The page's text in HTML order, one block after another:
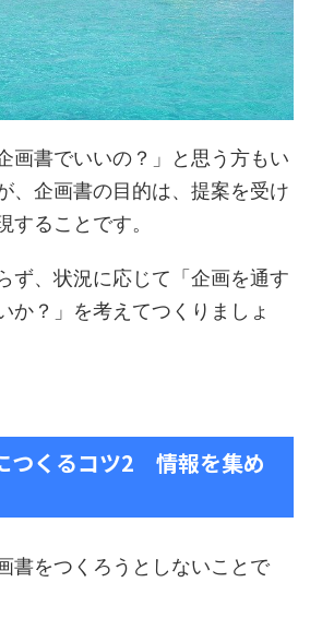
画書でいいの？」と思う方もい
、企画書の目的は、提案を受け
することです。
ず、状況に応じて「企画を通す
か？」を考えてつくりましょ
つくるコツ2 情報を集め
書をつくろうとしないことで